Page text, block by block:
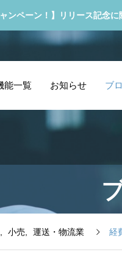
ンペーン！】リリース記念
能一覧 お知らせ ブ
小売 運送・物流業 経